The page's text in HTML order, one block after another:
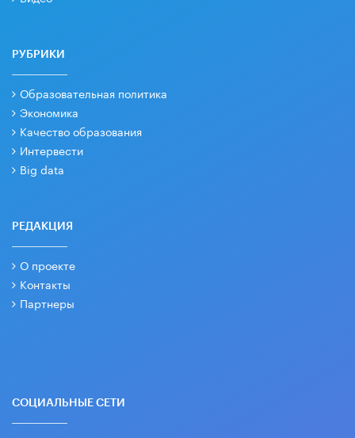
РУБРИКИ
Образовательная политика
Экономика
Качество образования
Интервести
Big data
РЕДАКЦИЯ
О проекте
Контакты
Партнеры
СОЦИАЛЬНЫЕ СЕТИ